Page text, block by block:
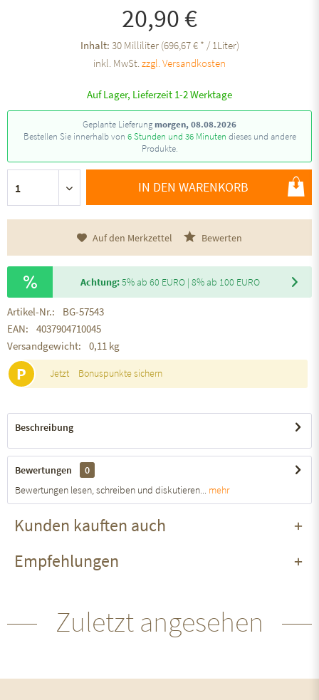
20,90 €
Inhalt: 30 Milliliter (696,67 € * / 1Liter)
inkl. MwSt.zzgl. Versandkosten
Auf Lager, Lieferzeit 1-2 Werktage
Geplante Lieferungmorgen, 08.08.2026
Bestellen Sie innerhalb von 6 Stunden und 36 Minuten dieses und andere
Produkte.
IN DEN WARENKORB
Auf den Merkzettel Bewerten
Achtung:5% ab 60 EURO | 8% ab 100 EURO
Artikel-Nr.:
BG-57543
EAN:
4037904710045
Versandgewicht:
0,11 kg
P Jetzt Bonuspunkte sichern
Beschreibung
Bewertungen
0
Bewertungen lesen, schreiben und diskutieren... mehr
Kunden kauften auch
Empfehlungen
Zuletzt angesehen